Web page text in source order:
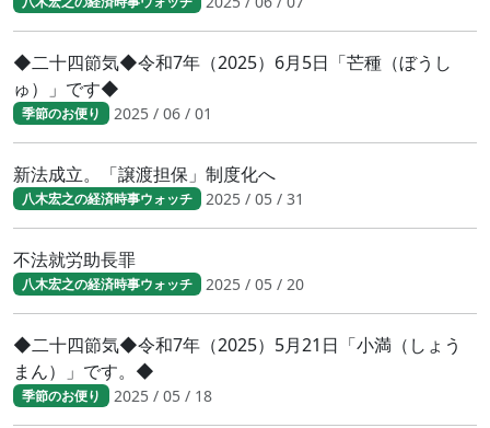
◆二十四節気◆令和7年（2025）6月5日「芒種（ぼうし
ゅ）」です◆
季節のお便り 2025 / 06 / 01
新法成立。「譲渡担保」制度化へ
八木宏之の経済時事ウォッチ 2025 / 05 / 31
不法就労助長罪
八木宏之の経済時事ウォッチ 2025 / 05 / 20
◆二十四節気◆令和7年（2025）5月21日「小満（しょう
まん）」です。◆
季節のお便り 2025 / 05 / 18